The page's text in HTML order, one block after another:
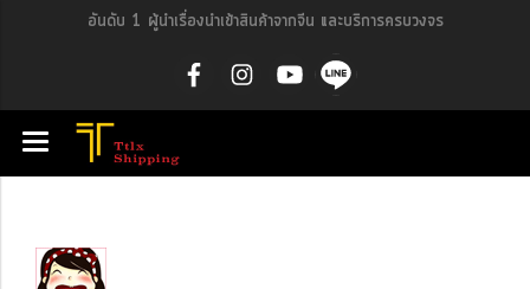
อันดับ 1 ผู้นำเรื่องนำเข้าสินค้าจากจีน และบริการครบวงจร